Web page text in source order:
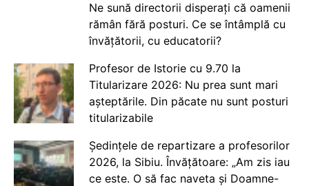
Ne sună directorii disperați că oamenii
rămân fără posturi. Ce se întâmplă cu
învățătorii, cu educatorii?
Profesor de Istorie cu 9.70 la
Titularizare 2026: Nu prea sunt mari
așteptările. Din păcate nu sunt posturi
titularizabile
Ședințele de repartizare a profesorilor
2026, la Sibiu. Învățătoare: „Am zis iau
ce este. O să fac naveta și Doamne-